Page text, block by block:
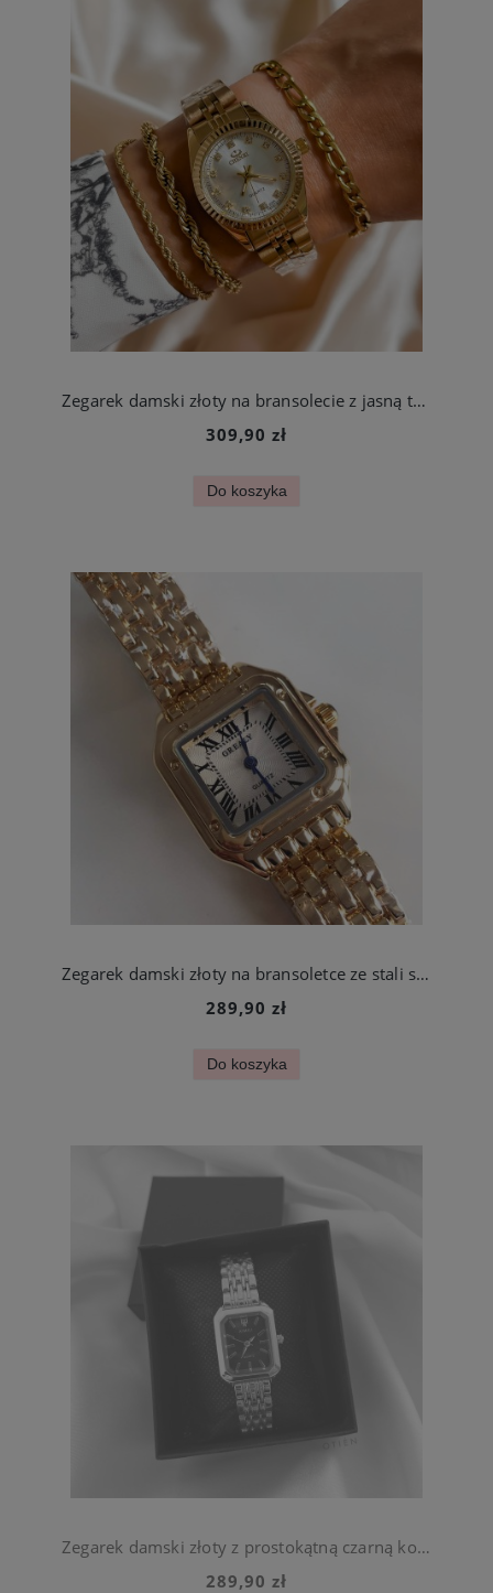
Zegarek damski złoty na bransolecie z jasną tarczą ze stali chirurgicznej
309,90 zł
Do koszyka
Zegarek damski złoty na bransoletce ze stali szlachetnej
289,90 zł
Do koszyka
Zegarek damski złoty z prostokątną czarną kopertą stal chirurgiczna
289,90 zł